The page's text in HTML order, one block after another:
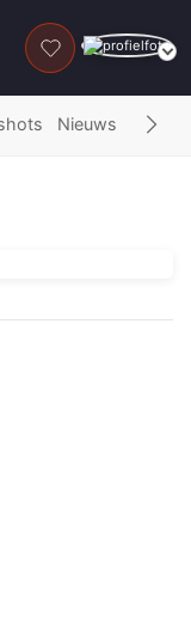
DONEER
Nieuws Fails